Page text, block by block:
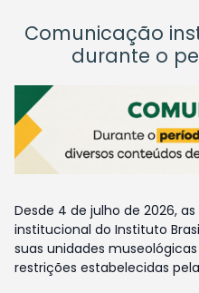
Comunicação
durante o
Desde 4 de julho de 2026,
institucional do Instituto
suas unidades
restrições estabelecidas